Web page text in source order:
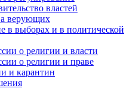
властей
верующих
в выборах и в политической
о религии и власти
о религии и праве
и карантин